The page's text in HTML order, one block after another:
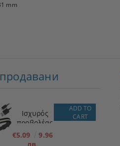
mm
Ισχυρός
προβολέας
LED + φακός
€5.09
9.96
ADD TO
CART